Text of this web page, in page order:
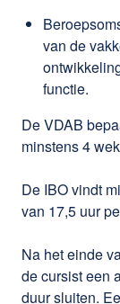
van de
functie.
De VDAB
minstens 4
De IBO vindt
van 17,5 uur
Na het einde
de cursist een
duur sluiten.